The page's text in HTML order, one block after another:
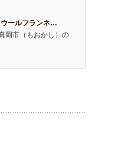
ールフランネ…
岡市（もおかし）の